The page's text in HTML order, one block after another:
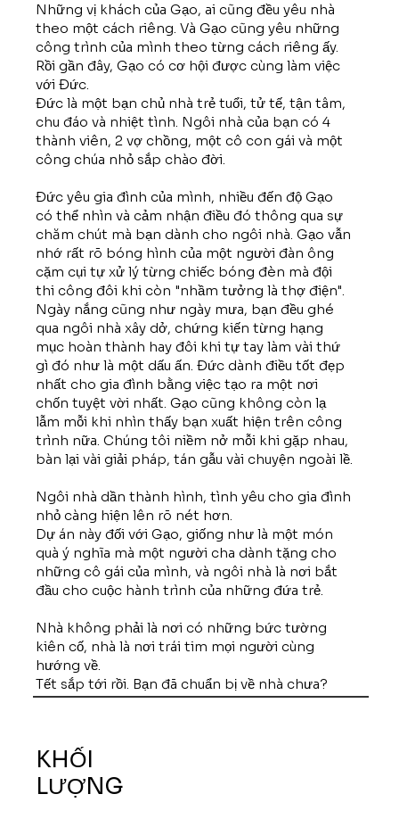
Những vị khách của Gạo, ai cũng đều yêu nhà
theo một cách riêng. Và Gạo cũng yêu những
công trình của mình theo từng cách riêng ấy.
Rồi gần đây, Gạo có cơ hội được cùng làm việc
với Đức.
Đức là một bạn chủ nhà trẻ tuổi, tử tế, tận tâm,
chu đáo và nhiệt tình. Ngôi nhà của bạn có 4
thành viên, 2 vợ chồng, một cô con gái và một
công chúa nhỏ sắp chào đời.
Đức yêu gia đình của mình, nhiều đến độ Gạo
có thể nhìn và cảm nhận điều đó thông qua sự
chăm chút mà bạn dành cho ngôi nhà. Gạo vẫn
nhớ rất rõ bóng hình của một người đàn ông
cặm cụi tự xử lý từng chiếc bóng đèn mà đội
thi công đôi khi còn "nhầm tưởng là thợ điện".
Ngày nắng cũng như ngày mưa, bạn đều ghé
qua ngôi nhà xây dở, chứng kiến từng hạng
mục hoàn thành hay đôi khi tự tay làm vài thứ
gì đó như là một dấu ấn. Đức dành điều tốt đẹp
nhất cho gia đình bằng việc tạo ra một nơi
chốn tuyệt vời nhất. Gạo cũng không còn lạ
lẫm mỗi khi nhìn thấy bạn xuất hiện trên công
trình nữa. Chúng tôi niềm nở mỗi khi gặp nhau,
bàn lại vài giải pháp, tán gẫu vài chuyện ngoài lề.
Ngôi nhà dần thành hình, tình yêu cho gia đình
nhỏ càng hiện lên rõ nét hơn.
Dự án này đối với Gạo, giống như là một món
quà ý nghĩa mà một người cha dành tặng cho
những cô gái của mình, và ngôi nhà là nơi bắt
đầu cho cuộc hành trình của những đứa trẻ.
Nhà không phải là nơi có những bức tường
kiên cố, nhà là nơi trái tim mọi người cùng
hướng về.
Tết sắp tới rồi. Bạn đã chuẩn bị về nhà chưa?
KHỐI
LƯỢNG